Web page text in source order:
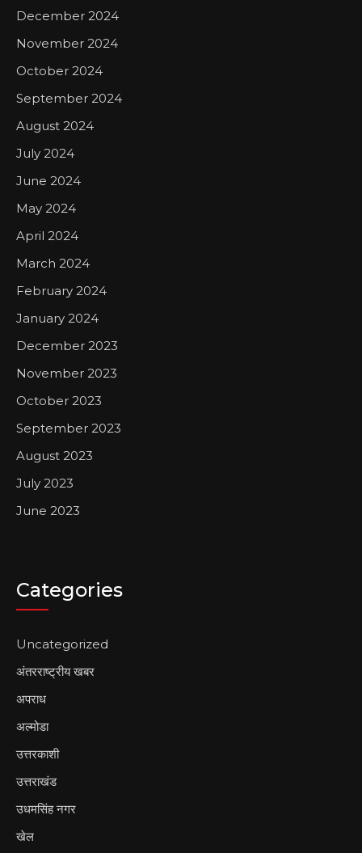
December 2024
November 2024
October 2024
September 2024
August 2024
July 2024
June 2024
May 2024
April 2024
March 2024
February 2024
January 2024
December 2023
November 2023
October 2023
September 2023
August 2023
July 2023
June 2023
Categories
Uncategorized
अंतरराष्ट्रीय खबर
अपराध
अल्मोडा
उत्तरकाशी
उत्तराखंड
उधमसिंह नगर
खेल